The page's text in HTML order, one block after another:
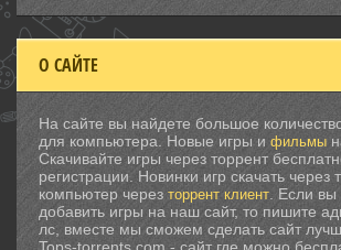
О САЙТЕ
На сайте вы найдете большое
для компьютера. Новые игры и фильмы
Скачивайте игры через торрент
регистрации. Новинки игр скачать через
компьютер через торрент клиент . Если
добавить игры на наш сайт, то пишите
лс, вместе мы сможем сделать сайт
Tops-torrents.com - сайт где можно